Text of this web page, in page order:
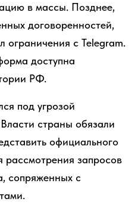
в массы. Позднее,
договоренностей,
ограничения с Telegram.
доступна
РФ.
под угрозой
страны обязали
официального
рассмотрения запросов
сопряженных с